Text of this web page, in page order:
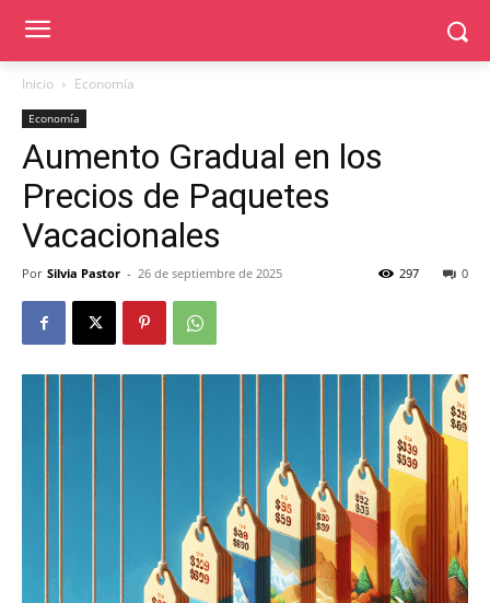
Inicio Economía
Economía
Aumento Gradual en los
Precios de Paquetes
Vacacionales
Por Silvia Pastor - 26 de septiembre de 2025 0
297